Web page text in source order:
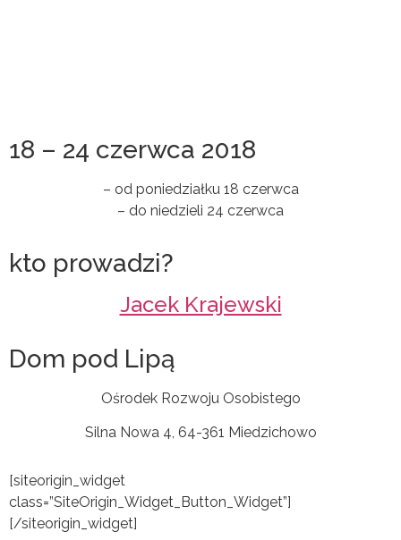
18 – 24 czerwca 2018
– od poniedziałku 18 czerwca
– do niedzieli 24 czerwca
kto prowadzi?
Jacek Krajewski
Dom pod Lipą
Ośrodek Rozwoju Osobistego
Silna Nowa 4, 64-361 Miedzichowo
[siteorigin_widget
class=”SiteOrigin_Widget_Button_Widget”]
[/siteorigin_widget]